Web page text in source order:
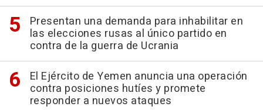
Presentan una demanda para inhabilitar en
las elecciones rusas al único partido en
contra de la guerra de Ucrania
El Ejército de Yemen anuncia una operación
contra posiciones hutíes y promete
responder a nuevos ataques